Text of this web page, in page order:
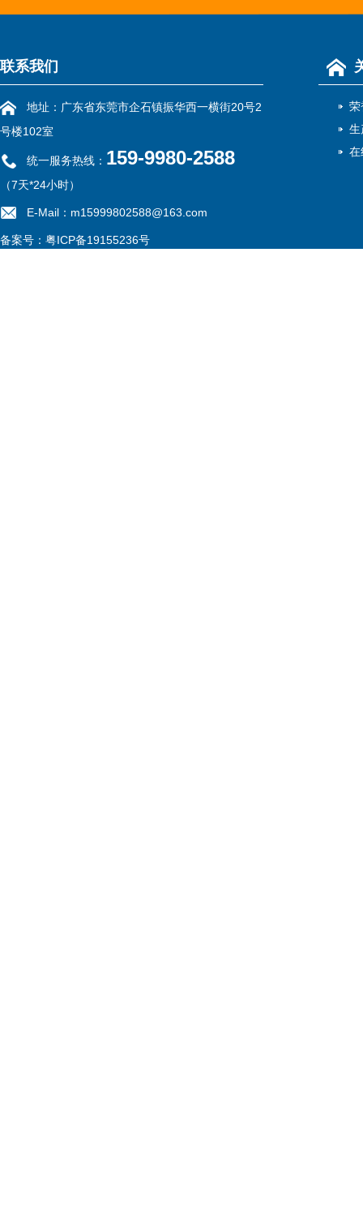
联系我们
地址：广东省东莞市企石镇振华西一横街20号2
号楼102室
统一服务热线： 159-9980-2588
（7天*24小时）
E-Mail：m15999802588@163.com
备案号： 粤ICP备19155236号
荣
生
在